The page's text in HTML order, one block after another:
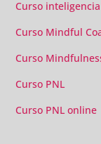
Curso
Curso Mindful
Curso
Curso PNL
Curso PNL online